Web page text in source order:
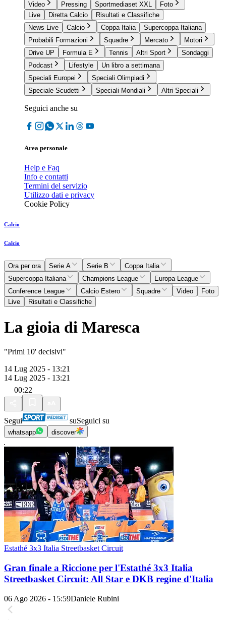
Video Pressing Sportmediaset XXL
Foto
Live
Diretta Calcio
Risultati e Classifiche
News Live
Calcio Coppa Italia
Supercoppa Italiana
Probabili Formazioni
Squadre Mercato
Motori
Drive UP
Formula E Tennis Altri Sport
Sondaggi
Podcast
Lifestyle
Un libro a settimana
Speciali Europei
Speciali Olimpiadi
Speciale Scudetti
Speciali Mondiali Altri Speciali
Seguici anche su
Area personale
Help e Faq
Info e contatti
Termini del servizio
Utilizzo dati e privacy
Cookie Policy
Calcio
Calcio
Ora per ora Serie A Serie B
Coppa Italia
Supercoppa Italiana
Champions League
Europa League
Conference League
Calcio Estero Squadre Video
Foto
Live
Risultati e Classifiche
La gioia di Maresca
"Primi 10' decisivi"
14 Lug 2025 - 13:21
14 Lug 2025 - 13:21
00:22
Segui suSeguici su
whatsapp discover
Estathé 3x3 Italia Streetbasket Circuit
Gran finale a Riccione per l'Estathé 3x3 Italia
Streetbasket Circuit: All Star e DKB regine d'Italia
06 Ago 2026 - 15:59Daniele Rubini